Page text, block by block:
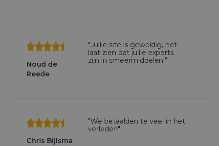
Noud de
Reede
"Jullie site is geweldig, het
laat zien dat jullie experts
zijn in smeermiddelen!"
Chris Bijlsma
"We betaalden te veel in het
verleden"